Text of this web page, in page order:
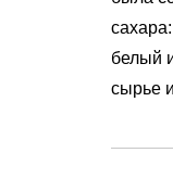
белый
сырье